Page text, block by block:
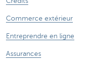
Commerce extérieur
Entreprendre en ligne
Assurances